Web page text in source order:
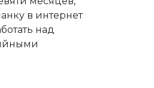
в интернет
над